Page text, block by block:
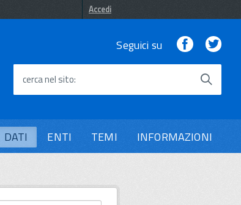
Accedi
Seguici su Facebook
cerca nel sito
DATI ENTI TEMI INFORMAZIONI